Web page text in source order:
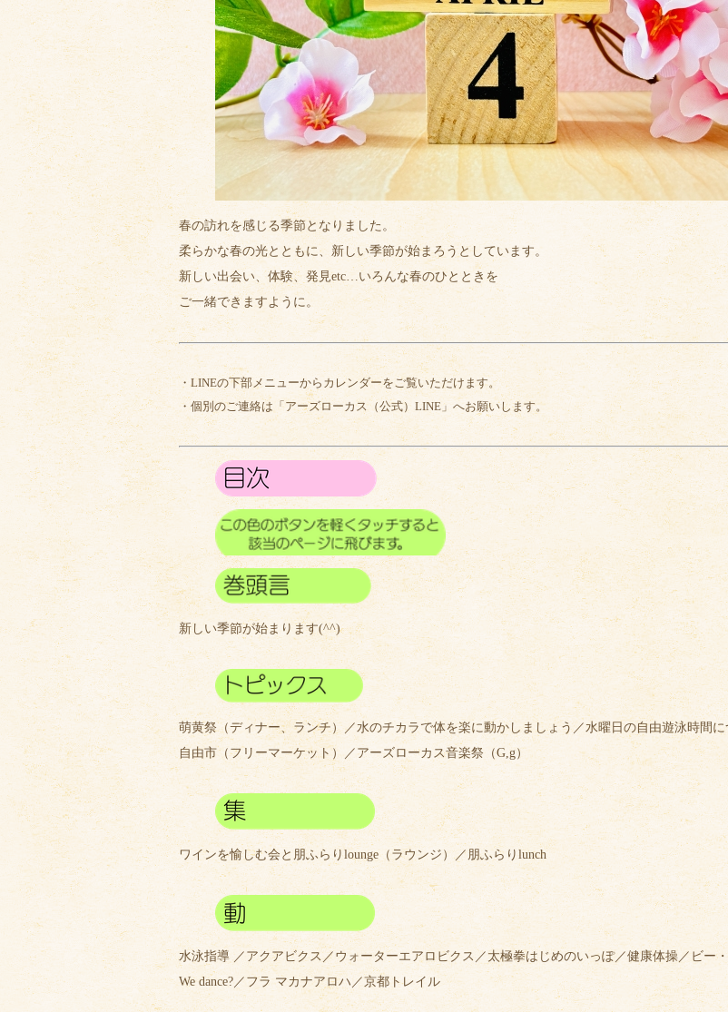
春の訪れを感じる季節となりました。
柔らかな春の光とともに、新しい季節が始まろうとしています。
新しい出会い、体験、発見etc…いろんな春のひとときを
ご一緒できますように。
・LINEの下部メニューからカレンダーをご覧いただけます。
・個別のご連絡は「アーズローカス（公式）LINE」へお願いします。
新しい季節が始まります(^^)
萌黄祭（ディナー、ランチ）／水のチカラで体を楽に動かしましょう／水曜日の自由遊泳時間
自由市（フリーマーケット）／アーズローカス音楽祭（G,g）
ワインを愉しむ会と朋ふらりlounge（ラウンジ）／朋ふらりlunch
水泳指導 ／アクアビクス／ウォーターエアロビクス／太極拳はじめのいっぽ／健康体操／ビー
We dance?／フラ マカナアロハ／京都トレイル